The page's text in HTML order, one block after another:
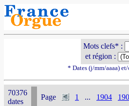
Mots clefs* :
et région :
* Dates (j/mm/aaaa)
70376
dates
Page 1 ... 1904